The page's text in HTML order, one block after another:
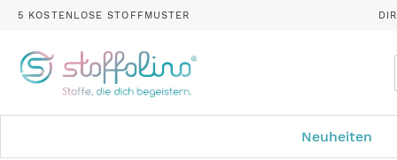
5 KOSTENLOSE STOFFMUSTER
Neuheiten